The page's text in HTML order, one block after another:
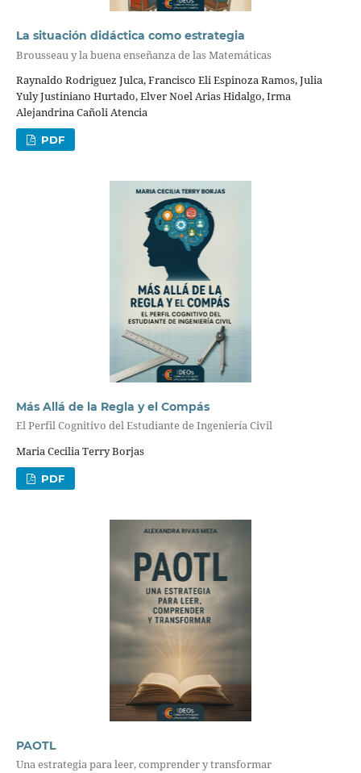
La situación didáctica como estrategia
Brousseau y la buena enseñanza de las Matemáticas
Raynaldo Rodriguez Julca, Francisco Eli Espinoza Ramos, Julia
Yuly Justiniano Hurtado, Elver Noel Arias Hidalgo, Irma
Alejandrina Cañoli Atencia
PDF
Más Allá de la Regla y el Compás
El Perfil Cognitivo del Estudiante de Ingeniería Civil
Maria Cecilia Terry Borjas
PDF
PAOTL
Una estrategia para leer, comprender y transformar